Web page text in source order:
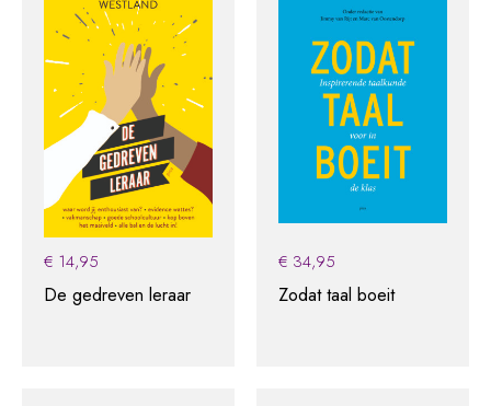
€ 14,95
De gedreven leraar
€ 34,95
Zodat taal boeit